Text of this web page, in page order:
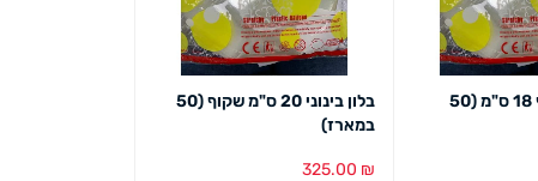
בלון קטן שקוף 18 ס"מ (50
בלון בינוני 20 ס"מ שקוף (50
במארז)
325.00 ₪